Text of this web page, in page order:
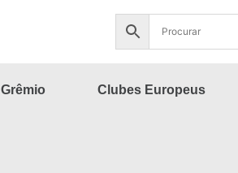
Grêmio Clubes Europeus